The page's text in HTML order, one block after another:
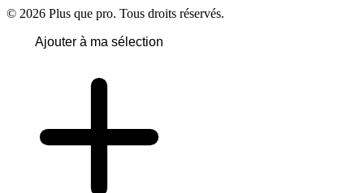
© 2026 Plus que pro. Tous droits réservés.
Ajouter à ma sélection